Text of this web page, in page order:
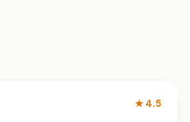
★ 4.5